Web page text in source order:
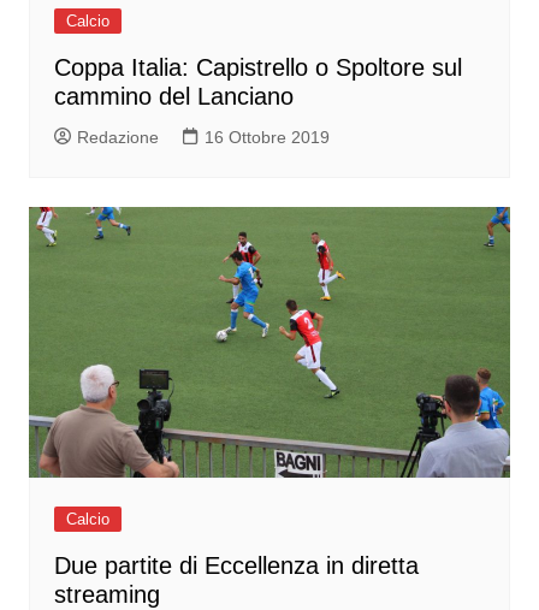
Calcio
Coppa Italia: Capistrello o Spoltore sul
cammino del Lanciano
Redazione 16 Ottobre 2019
Calcio
Due partite di Eccellenza in diretta
streaming